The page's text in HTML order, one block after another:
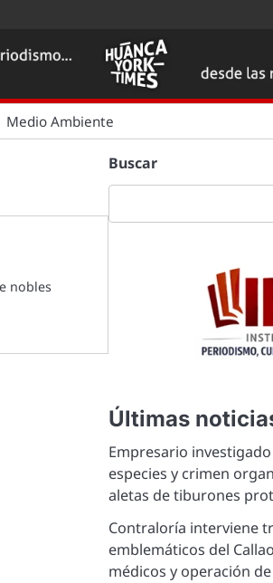
Medio Ambiente
nobles
Buscar
Últimas
Empresario
especies y crimen
aletas de tiburones
Contraloría interviene
emblemáticos del
médicos y operación